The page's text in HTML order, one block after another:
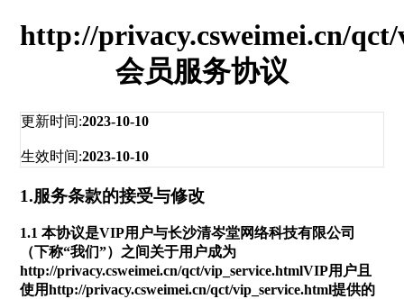
http://privacy.csweimei.cn/
会员服务协议
更新时间:2023-10-10
生效时间:2023-10-10
1.服务条款的接受与修改
1.1 本协议是VIP用户与长沙清岑堂网络科技有限公司
（下称“我们”）之间关于用户成为
http://privacy.csweimei.cn/qct/vip_service.htmlVIP用户且
使用http://privacy.csweimei.cn/qct/vip_service.html提供的